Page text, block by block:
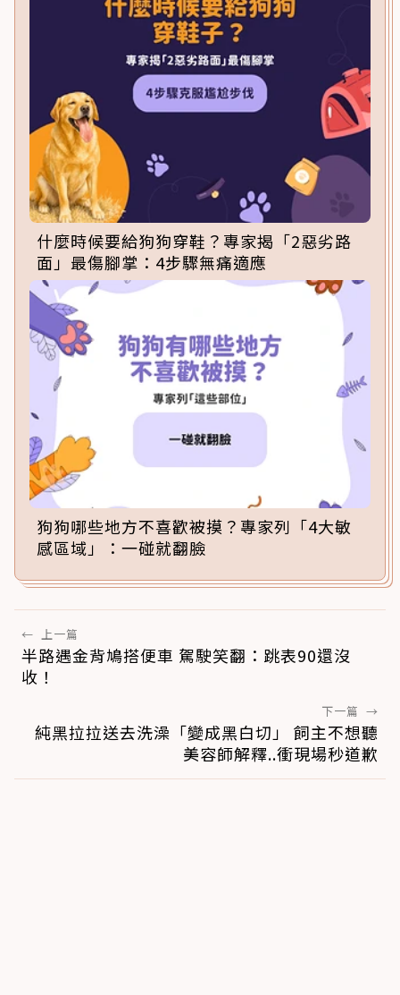
什麼時候要給狗狗穿鞋？專家揭「2惡劣路
面」最傷腳掌：4步驟無痛適應
狗狗哪些地方不喜歡被摸？專家列「4大敏
感區域」：一碰就翻臉
← 上一篇
半路遇金背鳩搭便車 駕駛笑翻：跳表90還沒
收！
下一篇 →
純黑拉拉送去洗澡「變成黑白切」 飼主不想聽
美容師解釋..衝現場秒道歉